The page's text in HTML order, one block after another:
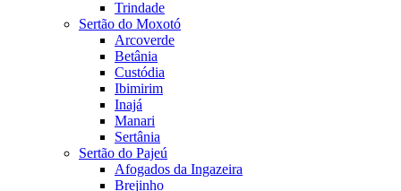
Trindade
Sertão do Moxotó
Arcoverde
Betânia
Custódia
Ibimirim
Inajá
Manari
Sertânia
Sertão do Pajeú
Afogados da Ingazeira
Brejinho